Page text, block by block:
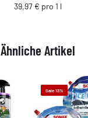
39,97 € pro 1 l
Ähnliche Artikel
Sale 13%